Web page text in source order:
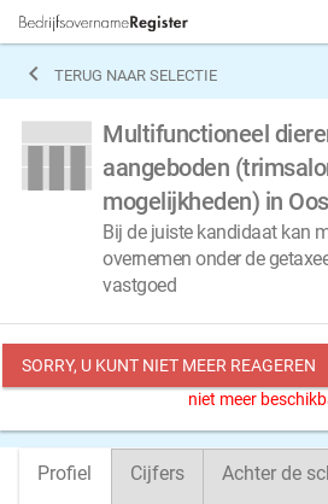
 TERUG NAAR SELECTIE
Multifunctioneel
aangeboden
mogelijkheden) in
Bij de juiste kandidaat kan
overnemen onder de
vastgoed
SORRY, U KUNT NIET MEER REAGEREN
niet meer
Profiel Cijfers Achter de